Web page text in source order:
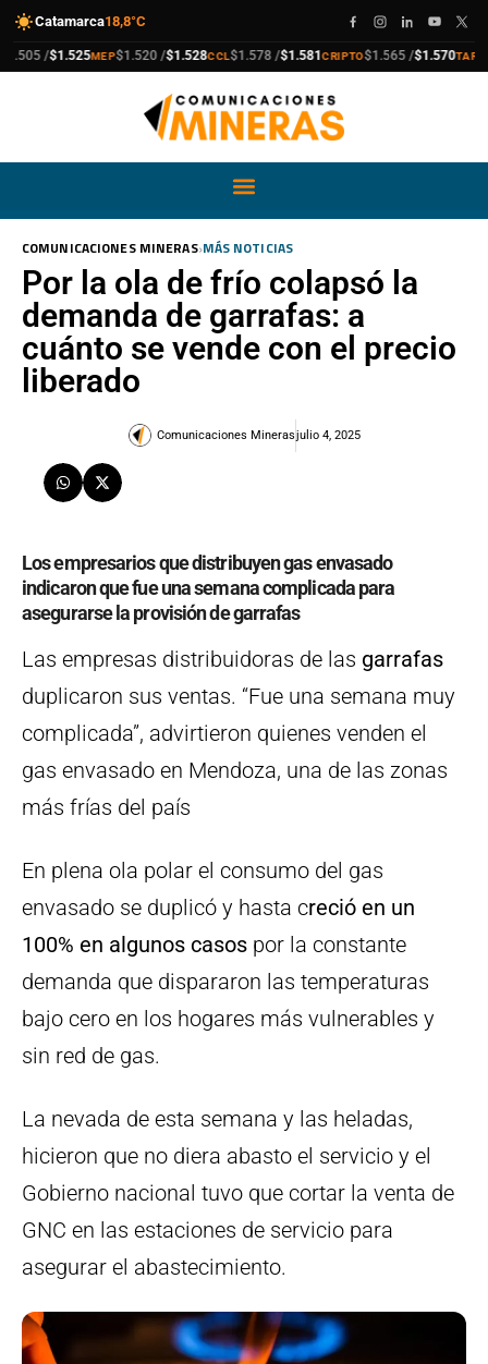
Catamarca18,8°C
/$1.525MEP
compra$1.520 /
venta $1.528CCL
compra$1.578 /
venta $1.581CRIPTO
compra$1.565 /
venta $1.570TARJETA
compra
venta
COMUNICACIONES MINERAS›MÁS NOTICIAS
Por la ola de frío colapsó la
demanda de garrafas: a
cuánto se vende con el precio
liberado
Comunicaciones Minerasjulio 4, 2025
Los empresarios que distribuyen gas envasado
indicaron que fue una semana complicada para
asegurarse la provisión de garrafas
Las empresas distribuidoras de las garrafas
duplicaron sus ventas. “Fue una semana muy
complicada”, advirtieron quienes venden el
gas envasado en Mendoza, una de las zonas
más frías del país
En plena ola polar el consumo del gas
envasado se duplicó y hasta creció en un
100% en algunos casos por la constante
demanda que dispararon las temperaturas
bajo cero en los hogares más vulnerables y
sin red de gas.
La nevada de esta semana y las heladas,
hicieron que no diera abasto el servicio y el
Gobierno nacional tuvo que cortar la venta de
GNC en las estaciones de servicio para
asegurar el abastecimiento.